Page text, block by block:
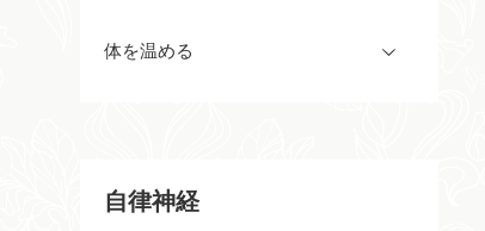
体を温める
自律神経